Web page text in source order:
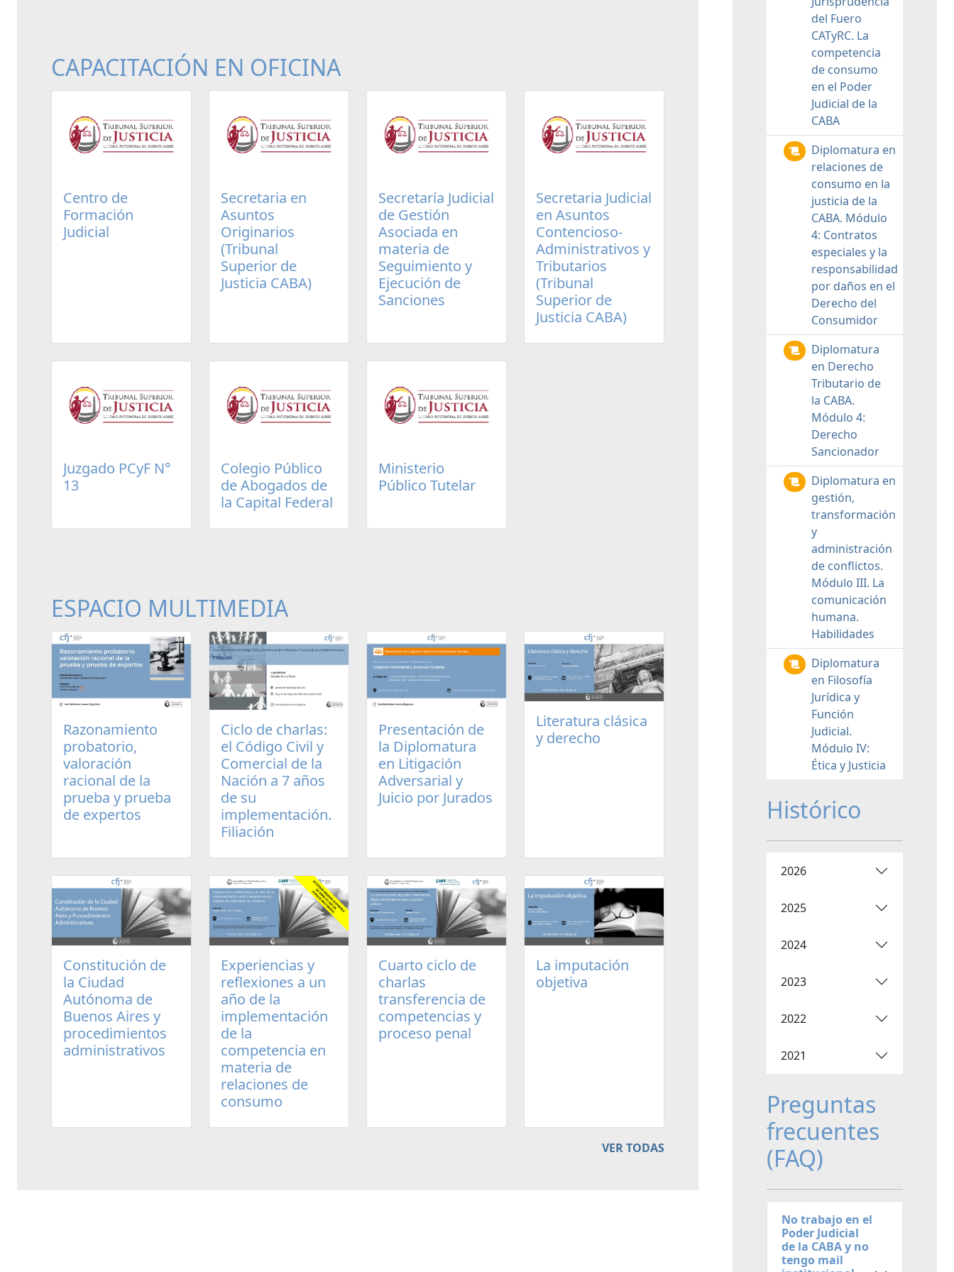
CAPACITACIÓN EN OFICINA
Centro de
Formación
Judicial
Secretaria en
Asuntos
Originarios
(Tribunal
Superior de
Justicia CABA)
Secretaría Judicial
de Gestión
Asociada en
materia de
Seguimiento y
Ejecución de
Sanciones
Secretaria Judicial
en Asuntos
Contencioso-
Administrativos y
Tributarios
(Tribunal
Superior de
Justicia CABA)
Juzgado PCyF N°
13
Colegio Público
de Abogados de
la Capital Federal
Ministerio
Público Tutelar
ESPACIO MULTIMEDIA
Razonamiento
probatorio,
valoración
racional de la
prueba y prueba
de expertos
Ciclo de charlas:
el Código Civil y
Comercial de la
Nación a 7 años
de su
implementación.
Filiación
Presentación de
la Diplomatura
en Litigación
Adversarial y
Juicio por Jurados
Literatura clásica
y derecho
Constitución de
la Ciudad
Autónoma de
Buenos Aires y
procedimientos
administrativos
Experiencias y
reflexiones a un
año de la
implementación
de la
competencia en
materia de
relaciones de
consumo
Cuarto ciclo de
charlas
transferencia de
competencias y
proceso penal
La imputación
objetiva
VER TODAS
del Fuero
CATyRC. La
competencia
de consumo
en el Poder
Judicial de la
CABA
Diplomatura en
relaciones de
consumo en la
justicia de la
CABA. Módulo
4: Contratos
especiales y la
responsabilidad
por daños en el
Derecho del
Consumidor
Diplomatura
en Derecho
Tributario de
la CABA.
Módulo 4:
Derecho
Sancionador
Diplomatura en
gestión,
transformación
y
administración
de conflictos.
Módulo III. La
comunicación
humana.
Habilidades
Diplomatura
en Filosofía
Jurídica y
Función
Judicial.
Módulo IV:
Ética y Justicia
Histórico
2026
2025
2024
2023
2022
2021
Preguntas
frecuentes
(FAQ)
No trabajo en el
Poder Judicial
de la CABA y no
tengo mail